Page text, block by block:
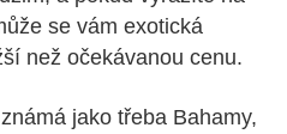
se vám exotická
než očekávanou cenu.
jako třeba Bahamy,